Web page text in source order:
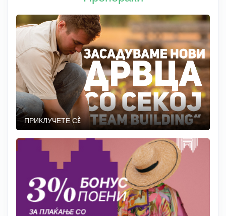
ПРИКЛУЧЕТЕ СÈ